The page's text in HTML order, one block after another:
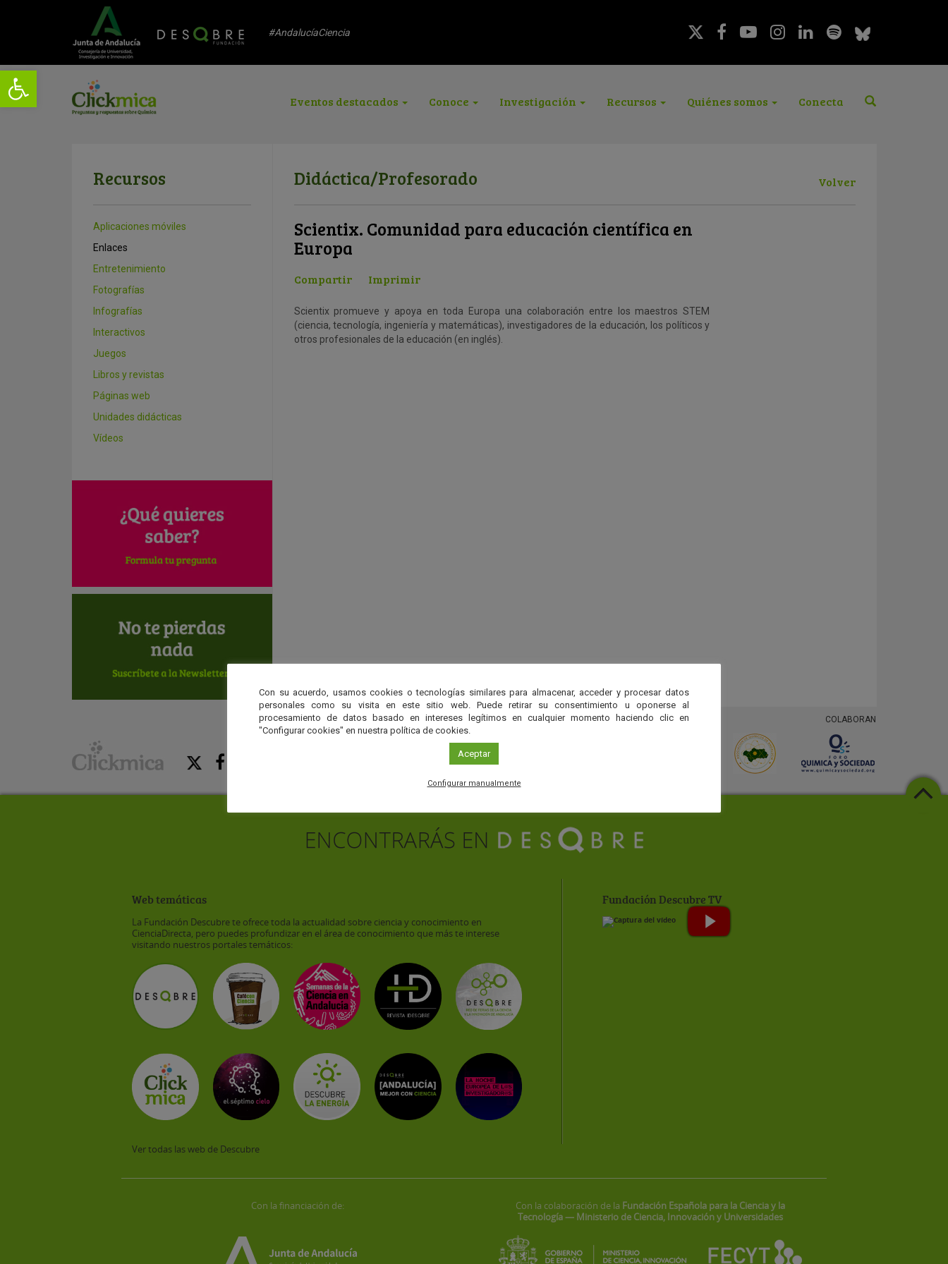
#AndalucíaCiencia
Eventos destacados Conoce Investigación Recursos Quiénes somos Conecta
Recursos
Aplicaciones móviles
Enlaces
Entretenimiento
Fotografías
Infografías
Interactivos
Juegos
Libros y revistas
Páginas web
Unidades didácticas
Vídeos
Didáctica/Profesorado Volver
Scientix. Comunidad para educación científica en
Europa
Compartir Imprimir
Scientix promueve y apoya en toda Europa una colaboración entre los maestros STEM
(ciencia, tecnología, ingeniería y matemáticas), investigadores de la educación, los políticos y
otros profesionales de la educación (en inglés).
COLABORAN
Web temáticas
La Fundación Descubre te ofrece toda la actualidad sobre ciencia y conocimiento en
CienciaDirecta, pero puedes profundizar en el área de conocimiento que más te interese
visitando nuestros portales temáticos:
Ver todas las web de Descubre
Fundación Descubre TV
Con la financiación de: Con la colaboración de la Fundación Española para la Ciencia y la
Tecnología — Ministerio de Ciencia, Innovación y Universidades
Con su acuerdo, usamos cookies o tecnologías similares para almacenar, acceder y procesar datos
personales como su visita en este sitio web. Puede retirar su consentimiento u oponerse al
procesamiento de datos basado en intereses legítimos en cualquier momento haciendo clic en
"Configurar cookies" en nuestra política de cookies.
Aceptar
Configurar manualmente